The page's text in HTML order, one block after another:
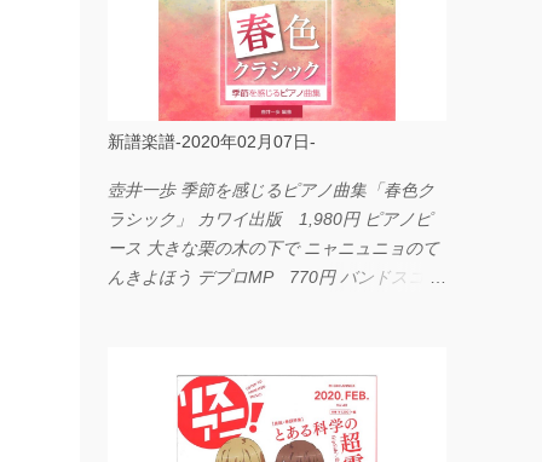
新譜楽譜-2020年02月07日-
壺井一歩 季節を感じるピアノ曲集「春色ク
ラシック」 カワイ出版 1,980円 ピアノピ
ース 大きな栗の木の下で ニャニュニョのて
んきよほう デプロMP 770円 バンドスコア
ス I LOVE．．． Official髭男dism やさしく
弾ける ピアノピース フェアリー 660円
BP2225 Kingdom of the Heavens 春畑道哉